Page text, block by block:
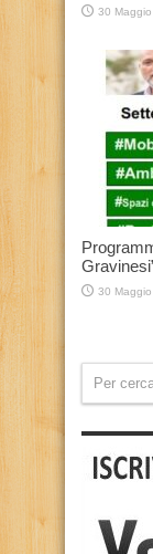
30
30